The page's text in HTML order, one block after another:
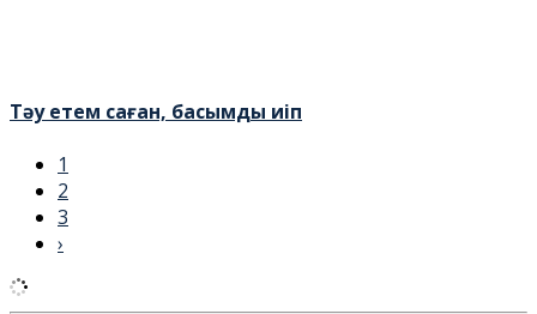
Тәу етем саған, басымды иіп
1
2
3
›